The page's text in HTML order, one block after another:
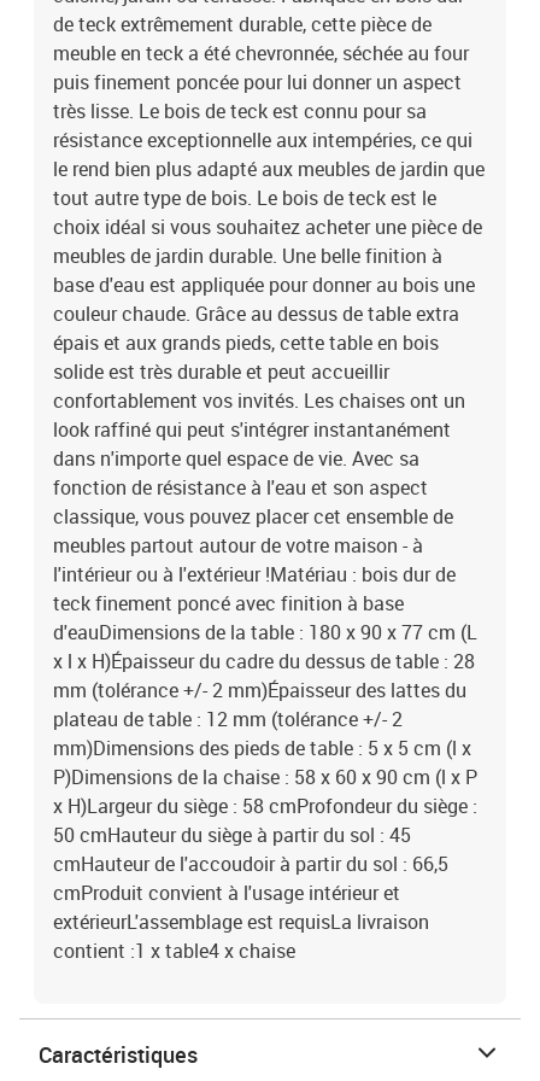
de teck extrêmement durable, cette pièce de
meuble en teck a été chevronnée, séchée au four
puis finement poncée pour lui donner un aspect
très lisse. Le bois de teck est connu pour sa
résistance exceptionnelle aux intempéries, ce qui
le rend bien plus adapté aux meubles de jardin que
tout autre type de bois. Le bois de teck est le
choix idéal si vous souhaitez acheter une pièce de
meubles de jardin durable. Une belle finition à
base d'eau est appliquée pour donner au bois une
couleur chaude. Grâce au dessus de table extra
épais et aux grands pieds, cette table en bois
solide est très durable et peut accueillir
confortablement vos invités. Les chaises ont un
look raffiné qui peut s'intégrer instantanément
dans n'importe quel espace de vie. Avec sa
fonction de résistance à l'eau et son aspect
classique, vous pouvez placer cet ensemble de
meubles partout autour de votre maison - à
l'intérieur ou à l'extérieur !Matériau : bois dur de
teck finement poncé avec finition à base
d'eauDimensions de la table : 180 x 90 x 77 cm (L
x l x H)Épaisseur du cadre du dessus de table : 28
mm (tolérance +/- 2 mm)Épaisseur des lattes du
plateau de table : 12 mm (tolérance +/- 2
mm)Dimensions des pieds de table : 5 x 5 cm (l x
P)Dimensions de la chaise : 58 x 60 x 90 cm (l x P
x H)Largeur du siège : 58 cmProfondeur du siège :
50 cmHauteur du siège à partir du sol : 45
cmHauteur de l'accoudoir à partir du sol : 66,5
cmProduit convient à l'usage intérieur et
extérieurL'assemblage est requisLa livraison
contient :1 x table4 x chaise
Caractéristiques